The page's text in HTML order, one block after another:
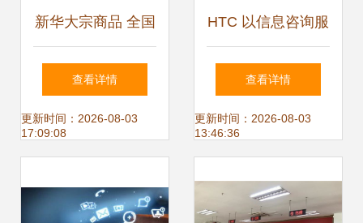
新华大宗商品 全国
免费开户，一站式
供求信息与咨询服
查看详情
更新时间：2026-08-03
17:09:08
HTC 以信息咨询服
务引领移动互联网
时代的售后服务变
查看详情
更新时间：2026-08-03
13:46:36